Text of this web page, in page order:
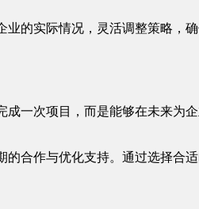
的实际情况，灵活调整策略，
一次项目，而是能够在未来为
合作与优化支持。通过选择合